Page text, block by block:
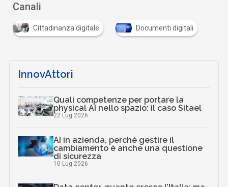
Canali
Cittadinanza digitale Documenti digitali
InnovAttori
Quali competenze per portare la
physical AI nello spazio: il caso Sitael
22 Lug 2026
AI in azienda, perché gestire il
cambiamento è anche una questione
di sicurezza
10 Lug 2026